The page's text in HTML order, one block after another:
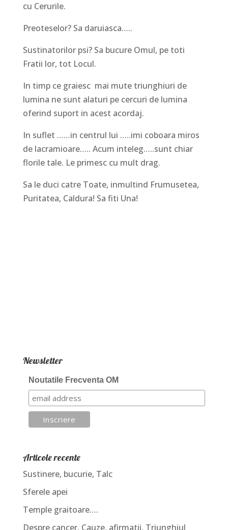
cu Cerurile.
Preoteselor? Sa daruiasca…..
Sustinatorilor psi? Sa bucure Omul, pe toti
Fratii lor, tot Locul.
In timp ce graiesc mai mute triunghiuri de
lumina ne sunt alaturi pe cercuri de lumina
oferind suport in acest acordaj.
In suflet ……in centrul lui …..imi coboara miros
de lacramioare….. Acum inteleg…..sunt chiar
florile tale. Le primesc cu mult drag.
Sa le duci catre Toate, inmultind Frumusetea,
Puritatea, Caldura! Sa fiti Una!
Newsletter
Noutatile Frecventa OM
Articole recente
Sustinere, bucurie, Talc
Sferele apei
Temple graitoare….
Despre cancer. Cauze, afirmatii, Triunghiul